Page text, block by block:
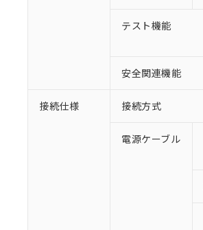
テスト機能
安全関連機能
接続仕様 接続方式
電源ケーブル